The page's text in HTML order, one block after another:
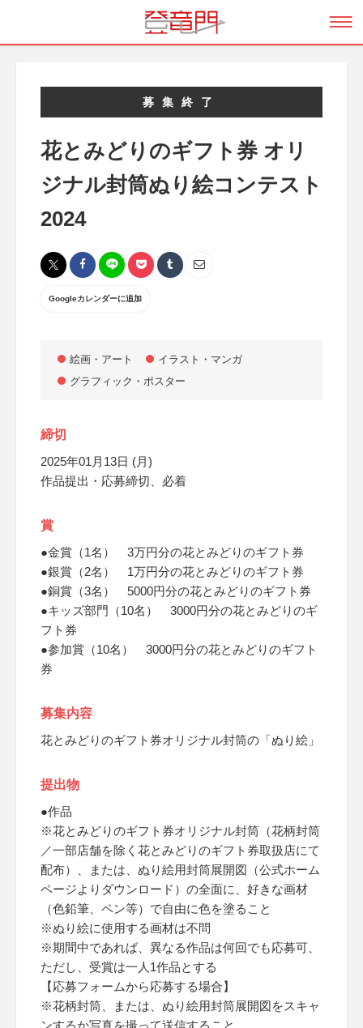
募集終了
花とみどりのギフト券 オリ
ジナル封筒ぬり絵コンテスト
2024
Googleカレンダーに追加
絵画・アート
イラスト・マンガ
グラフィック・ポスター
締切
2025年01月13日 (月)
作品提出・応募締切、必着
賞
●金賞（1名） 3万円分の花とみどりのギフト券
●銀賞（2名） 1万円分の花とみどりのギフト券
●銅賞（3名） 5000円分の花とみどりのギフト券
●キッズ部門（10名） 3000円分の花とみどりのギ
フト券
●参加賞（10名） 3000円分の花とみどりのギフト
券
募集内容
花とみどりのギフト券オリジナル封筒の「ぬり絵」
提出物
●作品
※花とみどりのギフト券オリジナル封筒（花柄封筒
／一部店舗を除く花とみどりのギフト券取扱店にて
配布）、または、ぬり絵用封筒展開図（公式ホーム
ページよりダウンロード）の全面に、好きな画材
（色鉛筆、ペン等）で自由に色を塗ること
※ぬり絵に使用する画材は不問
※期間中であれば、異なる作品は何回でも応募可、
ただし、受賞は一人1作品とする
【応募フォームから応募する場合】
※花柄封筒、または、ぬり絵用封筒展開図をスキャ
ンするか写真を撮って送信すること